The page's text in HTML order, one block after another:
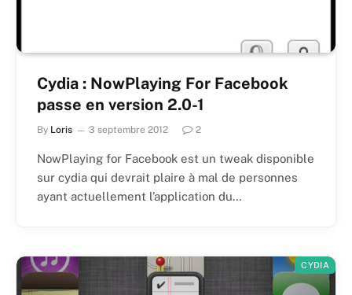
Cydia : NowPlaying For Facebook
passe en version 2.0-1
By Loris 3 septembre 2012 2
NowPlaying for Facebook est un tweak disponible
sur cydia qui devrait plaire à mal de personnes
ayant actuellement l’application du…
CYDIA